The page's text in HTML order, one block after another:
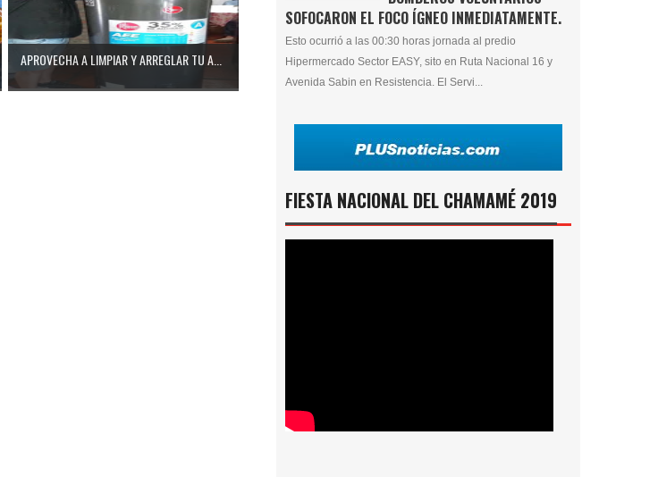
APROVECHA A LIMPIAR Y ARREGLAR TU A...
SOFOCARON EL FOCO ÍGNEO INMEDIATAMENTE.
Esto ocurrió a las 00:30 horas jornada al predio
Hipermercado Sector EASY, sito en Ruta Nacional 16 y
Avenida Sabin en Resistencia. El Servi...
FIESTA NACIONAL DEL CHAMAMÉ 2019